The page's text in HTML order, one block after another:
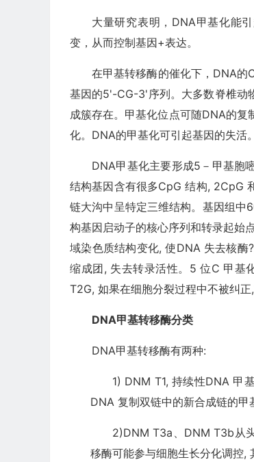
大量研究表明，DNA甲基化能
变，从而控制基因+表达。
在甲基转移酶的催化下，DNA的
基因的5'-CG-3'序列。大多数脊椎动
成簇存在。甲基化位点可随DNA的
化。DNA的甲基化可引起基因的失活。
DNA甲基化主要形成5－甲基胞
结构基因含有很多CpG 结构, 2CpG
链大沟中呈特定三维结构。基因组
构基因启动子的核心序列和转录起始
域染色质结构变化, 使DNA 失去核
缩成团, 失去转录活性。5 位C 甲基
T2G, 如果在细胞分裂过程中不被纠
DNA甲基转移酶分类
DNA甲基转移酶有两种:
1) DNM T1, 持续性DNA 甲
DNA 复制双链中的新合成链的
2)DNM T3a、DNM T3b从
移酶可能参与细胞生长分化调控,